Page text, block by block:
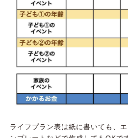
ライフプラン表は紙に書いても、